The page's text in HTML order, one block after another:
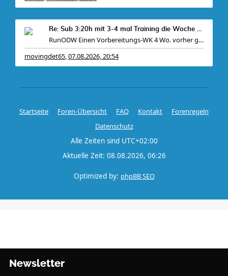
Re: Sub 3:20h mit 3-4 mal Training die Woche machb
RunODW Einen Vorbereitungs-WK 4 Wo. vorher gibt es
movingdet65,07.08.2026, 20:54
Startseite Foren-Übersicht FAQ Kontakt
Forenregeln
Datenschutz
Alle Zeiten sind UTC+02:00
Aktuelle Zeit: 08.08.2026, 06:26
Optimized by: phpBB SEO
Newsletter